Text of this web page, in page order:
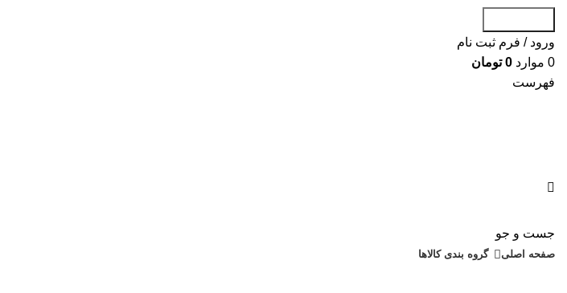
ورود / فرم ثبت نام
0 موارد 0 تومان
فهرست
جست و جو
صفحه اصلی گروه بندی کالاها